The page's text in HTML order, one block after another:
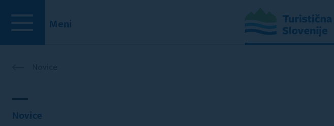
Meni
Novice